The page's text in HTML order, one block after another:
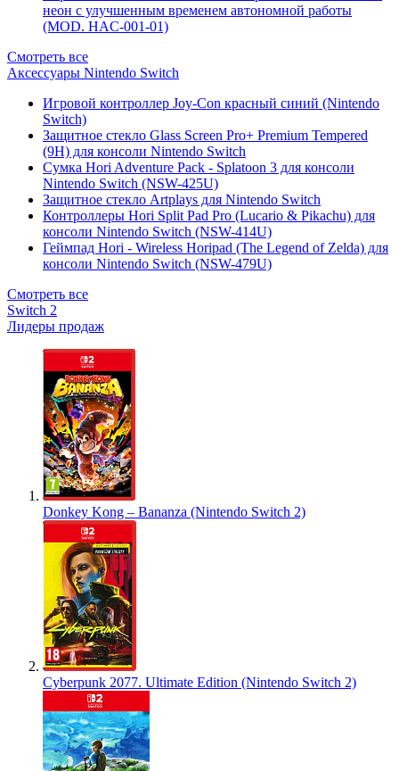
неон с улучшенным временем автономной работы
(MOD. HAC-001-01)
Смотреть все
Аксессуары Nintendo Switch
Игровой контроллер Joy-Con красный синий (Nintendo
Switch)
Защитное стекло Glass Screen Pro+ Premium Tempered
(9H) для консоли Nintendo Switch
Сумка Hori Adventure Pack - Splatoon 3 для консоли
Nintendo Switch (NSW-425U)
Защитное стекло Artplays для Nintendo Switch
Контроллеры Hori Split Pad Pro (Lucario & Pikachu) для
консоли Nintendo Switch (NSW-414U)
Геймпад Hori - Wireless Horipad (The Legend of Zelda) для
консоли Nintendo Switch (NSW-479U)
Смотреть все
Switch 2
Лидеры продаж
Donkey Kong – Bananza (Nintendo Switch 2)
Cyberpunk 2077. Ultimate Edition (Nintendo Switch 2)